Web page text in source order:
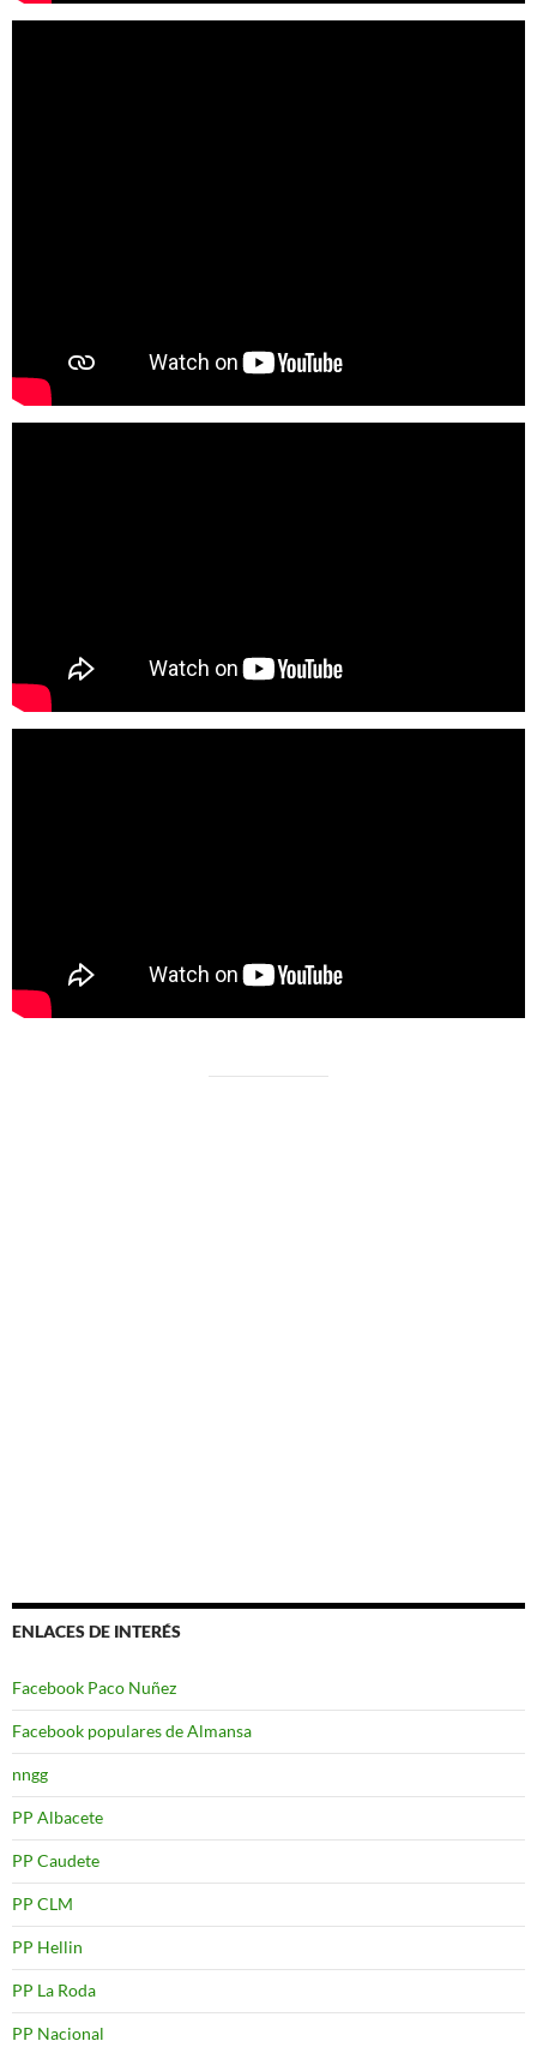
ENLACES DE INTERÉS
Facebook Paco Nuñez
Facebook populares de Almansa
nngg
PP Albacete
PP Caudete
PP CLM
PP Hellin
PP La Roda
PP Nacional